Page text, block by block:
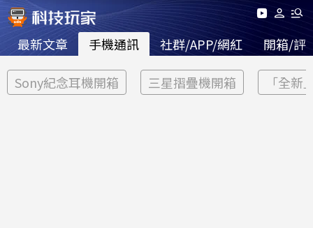
最新文章 手機通訊 社群/APP/網紅 開箱/評
Sony紀念耳機開箱 三星摺疊機開箱 「全新